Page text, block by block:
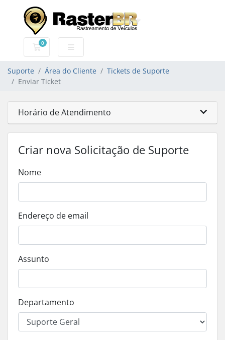
0
Carrinho de Compras
Suporte Área do Cliente
Tickets de Suporte
Enviar Ticket
Horário de Atendimento
Criar nova Solicitação de Suporte
Nome
Endereço de email
Assunto
Departamento